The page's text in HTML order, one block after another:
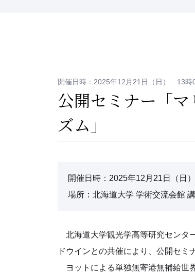
開催日時：2025年12月21日（日） 13時
公開セミナー「
ズム」
開催日時：2025年12月21日（日
場所：北海道大学 学術交流会館
北海道大学観光学高等研究センタ
ドウインとの共催により、公開セミ
ヨットによる単独無寄港無補給世